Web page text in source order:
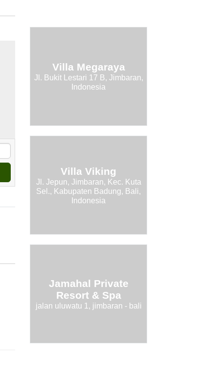
Villa Megaraya
Jl. Bukit Lestari 17 B, Jimbaran,
Indonesia
Villa Viking
Jl. Jepun, Jimbaran, Kec. Kuta
Sel., Kabupaten Badung, Bali,
Indonesia
Jamahal Private
Resort & Spa
jalan uluwatu 1, jimbaran - bali